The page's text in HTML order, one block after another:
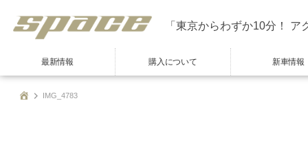
「東京からわずか10分！ ア
最新情報 購入について 新車情報
IMG_4783